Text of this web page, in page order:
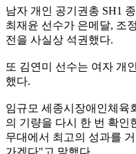
남자 개인 공기권총 SH1
최재윤 선수가 은메달, 조
전을 사실상 석권했다.
또 김연미 선수는 여자 개
했다.
임규모 세종시장애인체육
의 기량을 다시 한 번 확인
무대에서 최고의 성과를
가겠다"고 말했다.